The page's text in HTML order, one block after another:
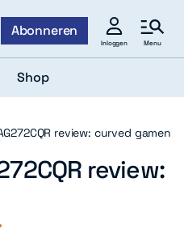
Abonneren
Inloggen Menu
Shop
review: curved gamen
review: